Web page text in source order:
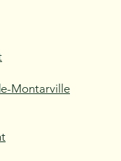
Montarville